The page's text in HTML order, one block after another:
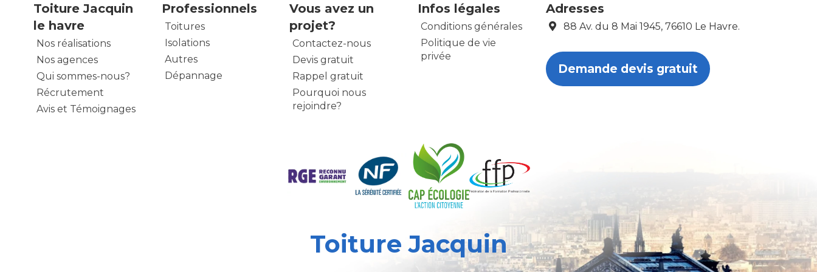
Toiture Jacquin
le havre
Nos réalisations
Nos agences
Qui sommes-nous?
Récrutement
Avis et Témoignages
Professionnels
Toitures
Isolations
Autres
Dépannage
Vous avez un
projet?
Contactez-nous
Devis gratuit
Rappel gratuit
Pourquoi nous
rejoindre?
Infos légales
Conditions générales
Politique de vie
privée
Adresses
88 Av. du 8 Mai 1945, 76610 Le Havre.
Demande devis gratuit
Toiture Jacquin